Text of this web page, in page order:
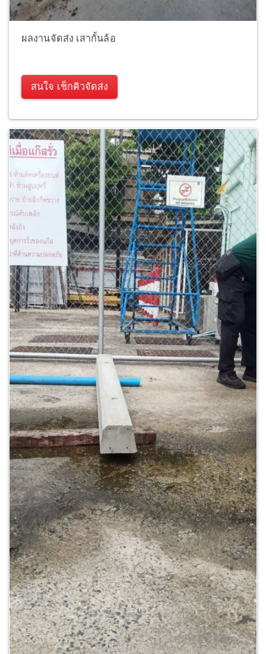
ผลงานจัดส่ง เสากั้นล้อ
สนใจ เช็กคิวจัดส่ง